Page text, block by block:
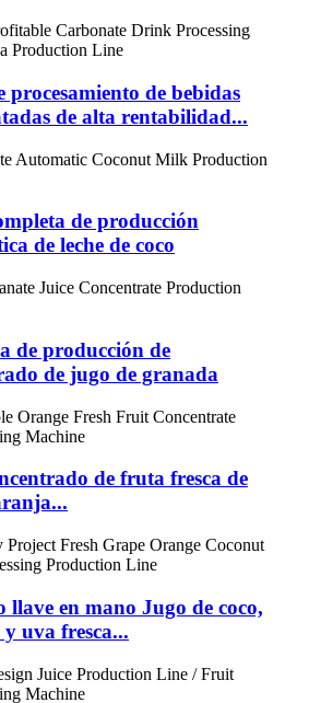
procesamiento de bebidas
de alta rentabilidad...
de producción
de leche de coco
de producción de
de jugo de granada
de fruta fresca de
llave en mano Jugo de coco,
uva fresca...